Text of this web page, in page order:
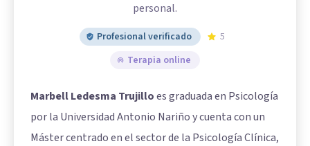
personal.
Profesional verificado
5
Terapia online
Marbell Ledesma Trujilloes graduada en Psicología
por la Universidad Antonio Nariño y cuenta con un
Máster centrado en el sector de la Psicología Clínica,